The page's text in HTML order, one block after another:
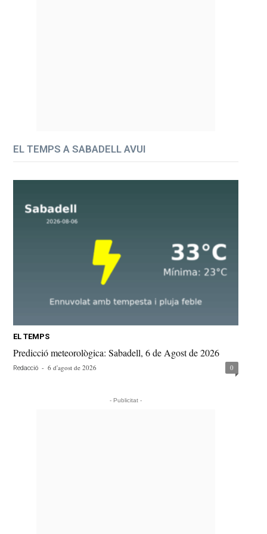
EL TEMPS A SABADELL AVUI
EL TEMPS
Predicció meteorològica: Sabadell, 6 de Agost de 2026
Redacció - 6 d'agost de 2026 0
- Publicitat -